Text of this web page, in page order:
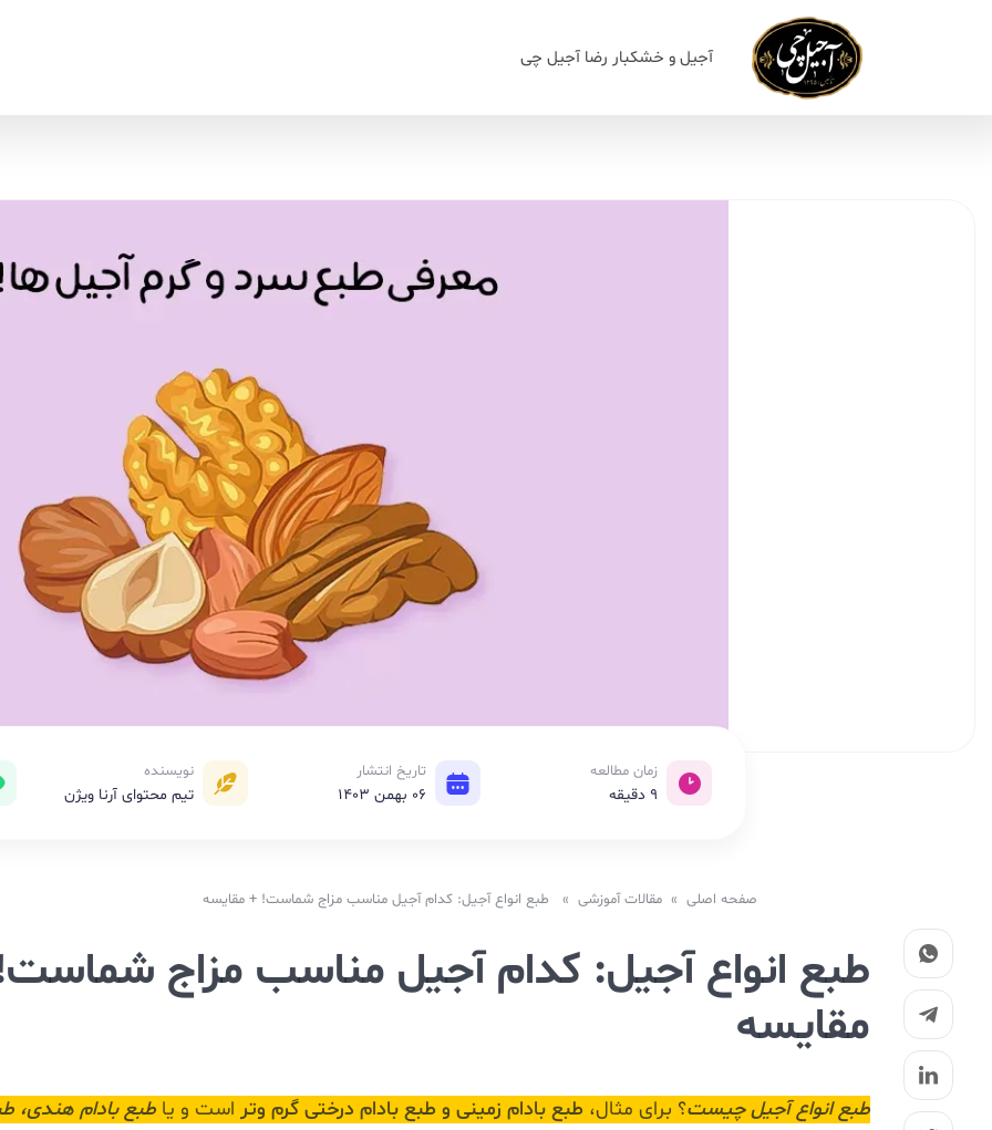
آجیل و خشکبار رضا آجیل چی
زمان مطالعه
9 دقیقه
تاریخ انتشار
06 بهمن 1403
نویسنده
تیم محتوای آرنا ویژن
صفحه اصلی » مقالات آموزشی » طبع انواع آجیل: کدام آجیل مناسب مزاج شماست! + مقایسه
طبع انواع آجیل: کدام آجیل مناسب مزاج
مقایسه
طبع انواع آجیل چیست؟ برای مثال، طبع بادام زمینی و طبع بادام درختی گرم و‌تر است و یا طبع بادام هندی،